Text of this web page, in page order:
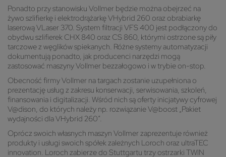
Ponadto przy stanowisku Vollmer będzie można obejrzeć na
żywo szlifierkę i elektrodrążarkę VHybrid 260 oraz obrabiarkę
laserową VLaser 370. System filtracji VFS 400 jest podłączony do
obydwu szlifierek CHX 840 oraz CS 860, którymi ostrzone są piły
tarczowe z węglików spiekanych. Różne systemy automatyzacji
dokumentują ponadto, jak producenci narzędzi mogą
zastosować maszyny Vollmer bezzałogowo i w trybie on-stop.
Obecność firmy Vollmer na targach zostanie uzupełniona o
prezentację usług z zakresu konserwacji, serwisowania, szkoleń,
finansowania i digitalizacji. Wśród nich są oferty inicjatywy cyfrowej
V@dison, do których należy np. rozwiązanie V@boost „Pakiet
wydajności dla VHybrid 260”.
Oprócz swoich własnych maszyn Vollmer zaprezentuje również
produkty i usługi swoich spółek zależnych Loroch oraz ultraTEC
innovation. Loroch zabierze do Stuttgartu trzy ostrzarki TWIN